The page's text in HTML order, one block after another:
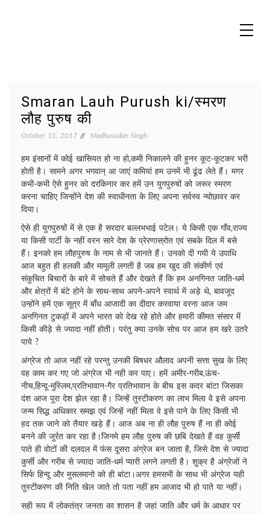
Smaran Lauh Purush ki/स्मरण
लौह पुरुष की
October 31, 2017 Madhusudan Singh
हम इंसानों में कोई खासियत हो ना हो,कमी निकालने की हुनर कूट-कूटकर भरी
होती है। सामने अगर भगवान् आ जाएं कमियां हम उनमें भी ढूंढ लेते हैं। मगर
कभी-कभी ऐसे हुनर को दरकिनार कर हमें उन युगपुरुषों को जरूर स्मरण
करना चाहिए जिन्होंने देश की स्वाधीनता के लिए अपना सर्वस्व न्योछावर कर
दिया।
ऐसे ही युगपुरुषों में से एक है सरदार बल्लभभाई पटेल। ये किसी एक गाँव,राज्य
या किसी पार्टी के नहीं वरन सारे देश के प्रेरणास्रोत एवं सबके दिल में बसे
हैं। इनको हम लौहपुरुष के नाम से भी जानते हैं। उनको दी गयी ये उपाधि
आज बहुत ही हलकी और मामूली लगती है जब हम खुद की संकीर्ण एवं
संकुचित बिचारों के बारे में सोचते हैं और देखते हैं कि हम अनगिनत जाति-धर्म
और क्षेत्रों में बंटे होने के साथ-साथ अपने-अपने स्वार्थ में अड़े थे, बावजूद
उन्होंने हमें एक सूत्र में बाँध आजादी का दीदार करवाया वरना आज जम
अनगिनत टुकड़ों में अपने भारत को देख रहे होते और हमारी कीमत संसार में
किसी कीड़े से ज्यादा नहीं होती। परंतु क्या उनके सोच पर आज हम खरे उतरे
पाये ?
अंग्रेज तो आज नहीं रहे परन्तु उनकी बिषधर औलाद अपनी सत्ता सुख के लिए
वह काम कर गए जो अंग्रेज भी नही कर पाए। हमें अमीर-गरीब,ऊंच-
नीच,हिन्दू-मुस्लिम,प्रतिभावान-गैर प्रतिभावान के बीच इस कदर बांटा जिसका
दंश आज पूरा देश झेल रहा है। जिन्हें तुस्टीकरण का लाभ मिला वे इसे अपना
जन्म सिद्ध अधिकार समझ एवं जिन्हें नहीं मिला वे इसे पाने के लिए किसी भी
हद तक जाने को तैयार खड़े हैं। आज अब ना ही लौह पुरुष हैं ना ही कोई
बनने की जुर्रत कर रहा है।जिनमे हम लौह पुरुष की छबि देखते हैं वह कुर्सी
पाते ही वोटों की दलदल में फंस दूसरा अंग्रेज बन जाता है, जिसे देश से ज्यादा
कुर्सी और गरीब से ज्यादा जाति-धर्म प्यारी लगने लगती है। शुक्र है अंग्रेजों ने
सिर्फ हिन्दू और मुसलमानो को ही बांटा।अगर हमसभी के साथ भी अंग्रेज यही
तुस्टीकरण की निति खेल जाते तो पता नहीं हम आजाद भी हो पाते या नहीं।
सही रूप में लोकतंत्र जनता का शासन है जहां जाति और धर्म के आधार पर